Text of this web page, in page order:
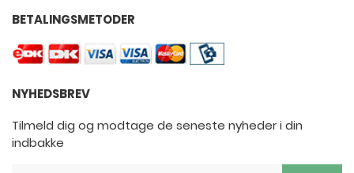
BETALINGSMETODER
NYHEDSBREV
Tilmeld dig og modtage de seneste nyheder i din
indbakke